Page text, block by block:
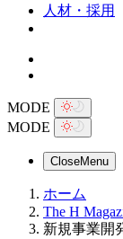
人材・採用
MODE
MODE
CloseMenu
ホーム
The H
新規事業開